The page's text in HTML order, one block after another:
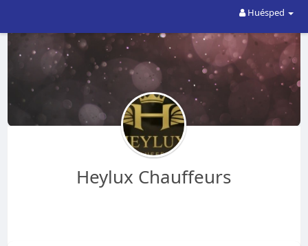
Huésped
Heylux Chauffeurs